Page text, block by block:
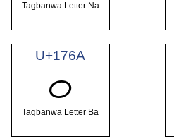
Tagbanwa Letter Na
U+176A
ᝪ
Tagbanwa Letter Ba